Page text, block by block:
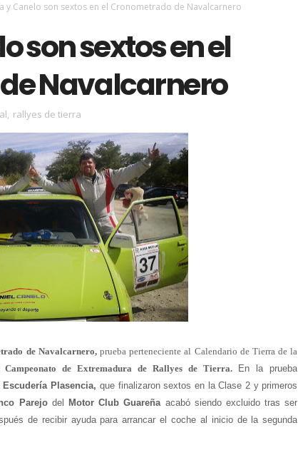
y Canelo son sextos en el Cronometrado de Navalcarnero
son sextos en el
Navalcarnero
, rallyes de tierra
de Navalcarnero, prueba perteneciente al Calendario de Tierra de la
Campeonato de Extremadura de Rallyes de Tierra.
En la prueba
Escudería Plasencia, que finalizaron sextos en la Clase 2 y primeros
Parejo del Motor Club Guareña acabó siendo excluido tras ser
de recibir ayuda para arrancar el coche al inicio de la segunda